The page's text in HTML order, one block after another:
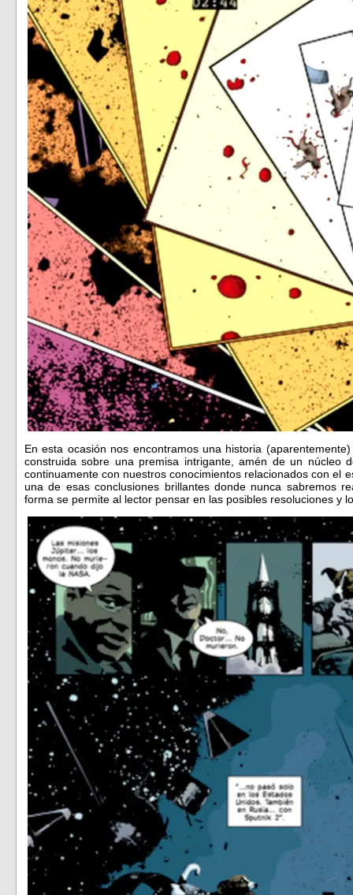
En esta ocasión nos encontramos una historia
construida sobre una premisa intrigante, amén de un núcleo
continuamente con nuestros conocimientos relacionados con el
una de esas conclusiones brillantes donde nunca sabremos
forma se permite al lector pensar en las posibles resoluciones y